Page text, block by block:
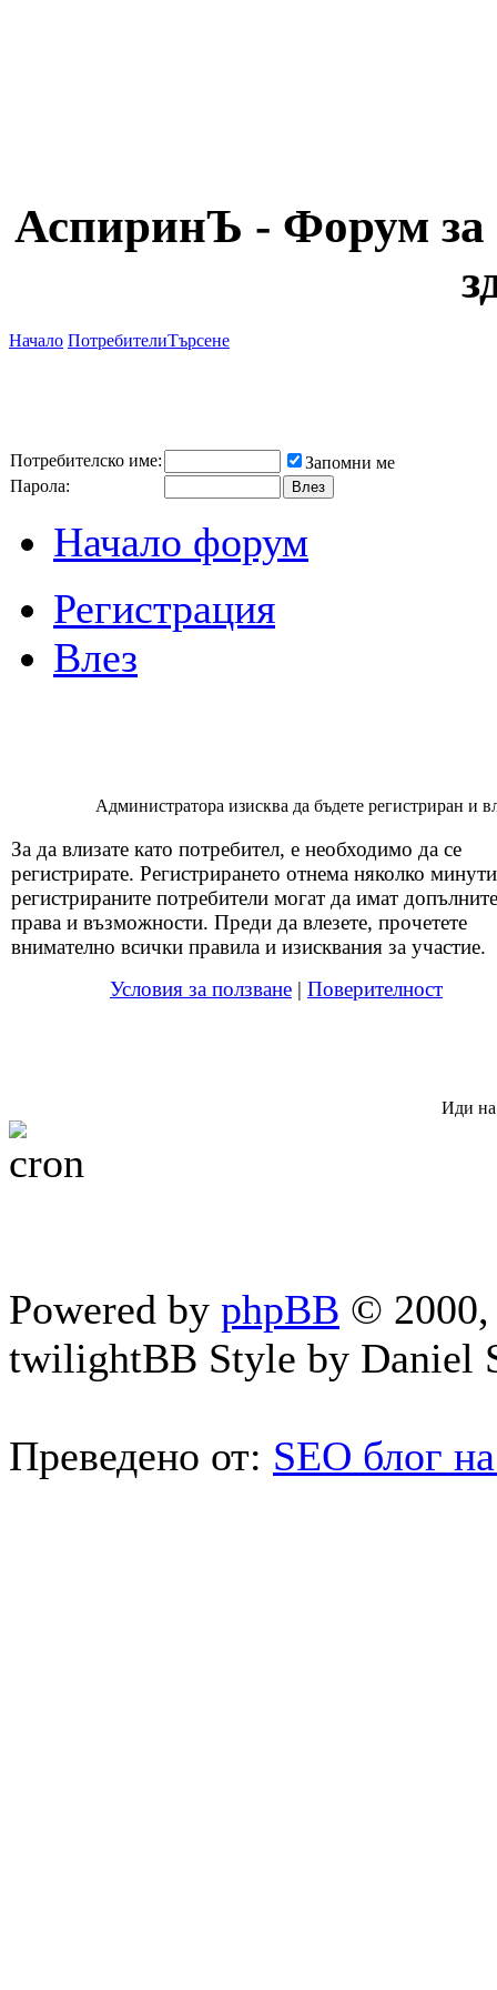
АспиринЪ - Форум за
Начало ПотребителиТърсене
Потребителско име:
Запомни ме
Парола:
Начало форум
Регистрация
Влез
Администратора изисква да бъдете регистриран и
За да влизате като потребител, е необходимо да се
регистрирате. Регистрирането отнема няколко
регистрираните потребители могат да имат
права и възможности. Преди да влезете, прочетете
внимателно всички правила и изисквания за участие.
Условия за ползване | Поверителност
Иди
Powered by phpBB © 2000,
twilightBB Style by Daniel
Преведено от: SEO блог